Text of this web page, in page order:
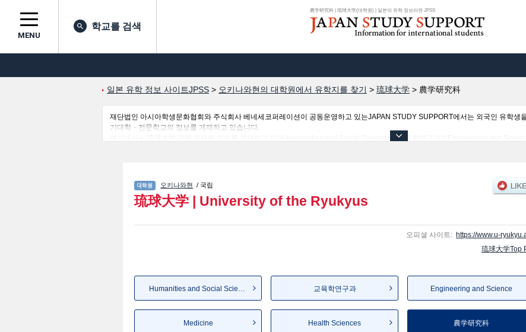
農学研究科 | 琉球大学(대학원) | 일본의 유학 정보라면 JPSS
MENU
학교를 검색
일본 유학 정보 사이트JPSS > 오키나와현의 대학원에서 유학지를 찾기 > 琉球大学 > 農学研究科
재단법인 아시아학생문화협회와 주식회사 베네세코퍼레이션이 공동운영하고 있는JAPAN STUDY SUPPORT에서는 외국인 유학생
기대학・전문학교의 정보를 게재하고 있습니다.
여기에서는 琉球大学 관한 자세한 정보를 게재하고 있어 Humanities and Social Sciences및교육학연구과및Engineering and
오키나와현 / 국립
琉球大学 | University of the Ryukyus
오피셜 사이트: https://www.u-
琉球大学Top
Humanities and Social Sciences 교육학연구과 Engineering and Science
Medicine Health Sciences 農学研究科